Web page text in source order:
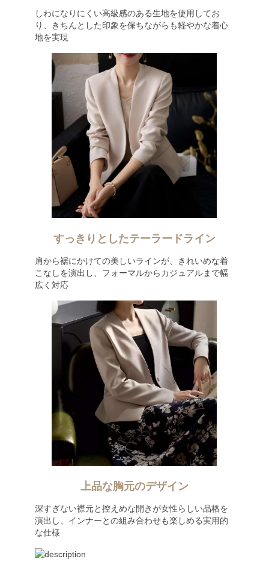
しわになりにくい高級感のある生地を使用してお
り、きちんとした印象を保ちながらも軽やかな着心
地を実現
すっきりとしたテーラードライン
肩から裾にかけての美しいラインが、きれいめな着
こなしを演出し、フォーマルからカジュアルまで幅
広く対応
上品な胸元のデザイン
深すぎない襟元と控えめな開きが女性らしい品格を
演出し、インナーとの組み合わせも楽しめる実用的
な仕様